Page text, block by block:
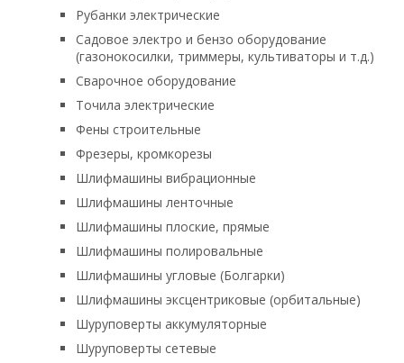
Рубанки электрические
Садовое электро и бензо оборудование
(газонокосилки, триммеры, культиваторы и т.д.)
Сварочное оборудование
Точила электрические
Фены строительные
Фрезеры, кромкорезы
Шлифмашины вибрационные
Шлифмашины ленточные
Шлифмашины плоские, прямые
Шлифмашины полировальные
Шлифмашины угловые (Болгарки)
Шлифмашины эксцентриковые (орбитальные)
Шуруповерты аккумуляторные
Шуруповерты сетевые